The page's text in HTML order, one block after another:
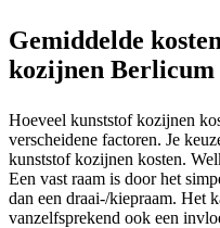
Gemiddelde
kozijnen Berlicum
Hoeveel kunststof kozijnen
verscheidene factoren. Je
kunststof kozijnen kosten.
Een vast raam is door het
dan een draai-/kiepraam. Het
vanzelfsprekend ook een